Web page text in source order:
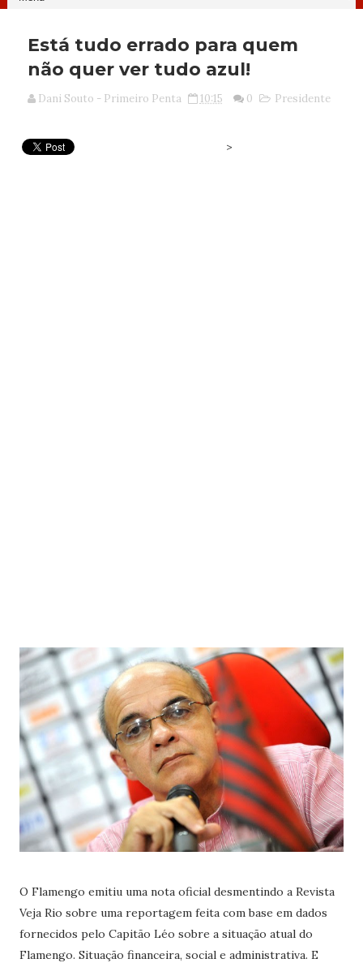
Está tudo errado para quem
não quer ver tudo azul!
Dani Souto - Primeiro Penta 10:15 0 Presidente
>
O Flamengo emitiu uma nota oficial desmentindo a Revista
Veja Rio sobre uma reportagem feita com base em dados
fornecidos pelo Capitão Léo sobre a situação atual do
Flamengo. Situação financeira, social e administrativa. E